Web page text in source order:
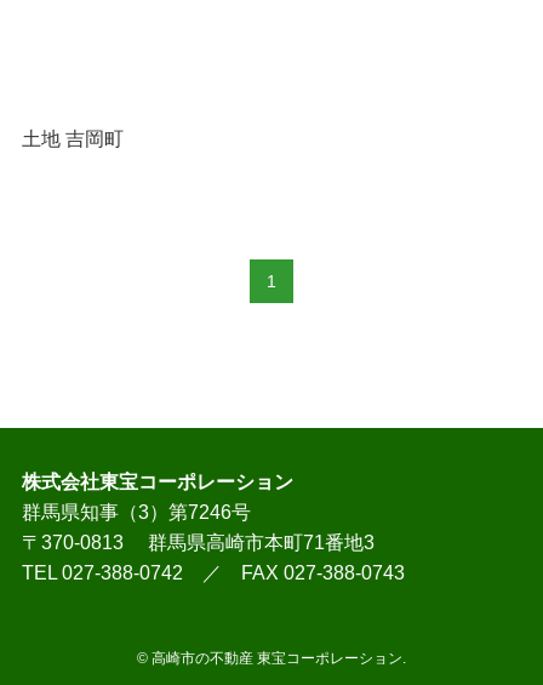
土地 吉岡町
1
株式会社東宝コーポレーション
群馬県知事（3）第7246号
〒370-0813 群馬県高崎市本町71番地3
TEL 027-388-0742 ／ FAX 027-388-0743
© 高崎市の不動産 東宝コーポレーション.